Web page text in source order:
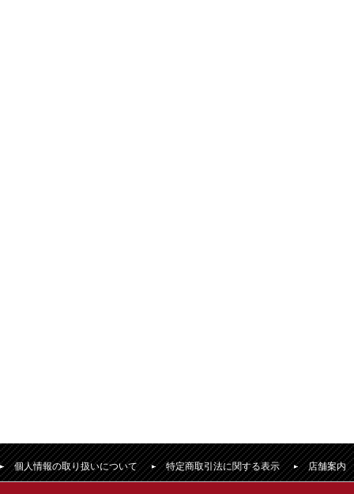
個人情報の取り扱いについて 特定商取引法に関する表示 店舗案内